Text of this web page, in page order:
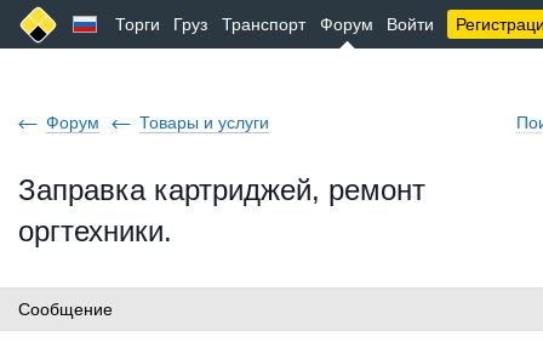
Торги Груз Транспорт Форум Войти
Форум Товары и услуги
Заправка картриджей, ремонт
оргтехники.
Сообщение